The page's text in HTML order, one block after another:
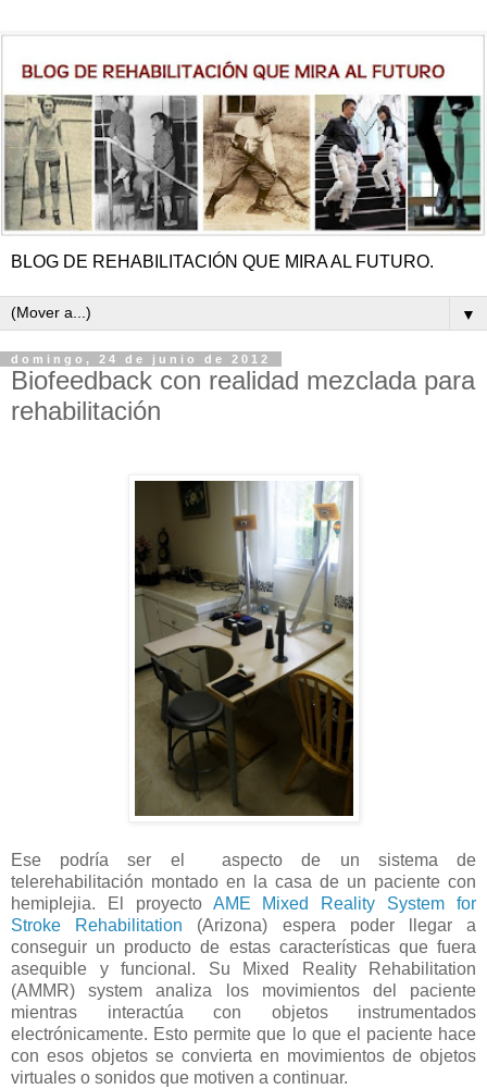
BLOG DE REHABILITACIÓN QUE MIRA AL FUTURO.
▼
domingo, 24 de junio de 2012
Biofeedback con realidad mezclada para
rehabilitación
Ese podría ser el aspecto de un sistema de
telerehabilitación montado en la casa de un paciente con
hemiplejia. El proyecto AME Mixed Reality System for
Stroke Rehabilitation (Arizona) espera poder llegar a
conseguir un producto de estas características que fuera
asequible y funcional. Su Mixed Reality Rehabilitation
(AMMR) system analiza los movimientos del paciente
mientras interactúa con objetos instrumentados
electrónicamente. Esto permite que lo que el paciente hace
con esos objetos se convierta en movimientos de objetos
virtuales o sonidos que motiven a continuar.